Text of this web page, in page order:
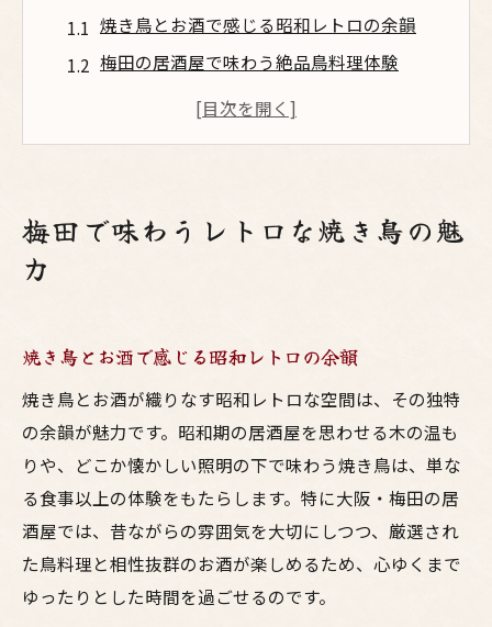
焼き鳥とお酒で感じる昭和レトロの余韻
梅田の居酒屋で味わう絶品鳥料理体験
焼鳥の香ばしさとレトロ空間の相性を探る
大阪で選ぶ昭和レトロな居酒屋の特徴
レトロ居酒屋で味わう焼鳥のおいしさ
昭和風情とお酒を満喫できる焼き鳥店選択
術
大阪の鳥料理とお酒が織りなす夜
焼き鳥とお酒で彩る大阪の夜を満喫
レトロ居酒屋が生み出す鳥料理の味わい
大阪ならではの鳥料理と焼鳥のペアリング
梅田で味わうレトロな焼き鳥の魅
力
焼き鳥とお酒で感じる昭和レトロの余韻
焼き鳥とお酒が織りなす昭和レトロな空間は、その独特
の余韻が魅力です。昭和期の居酒屋を思わせる木の温も
りや、どこか懐かしい照明の下で味わう焼き鳥は、単な
る食事以上の体験をもたらします。特に大阪・梅田の居
酒屋では、昔ながらの雰囲気を大切にしつつ、厳選され
た鳥料理と相性抜群のお酒が楽しめるため、心ゆくまで
ゆったりとした時間を過ごせるのです。